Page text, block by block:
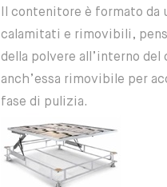
Il contenitore è formato da
calamitati e rimovibili,
della polvere all’interno
anch’essa rimovibile per
fase di pulizia.